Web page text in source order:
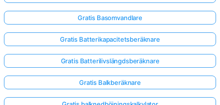
frågor
än
Ställ
första
fråga
Gratis Basomvandlare
Gratis Batterikapacitetsberäknare
Gratis Batterilivslängdsberäknare
Gratis Balkberäknare